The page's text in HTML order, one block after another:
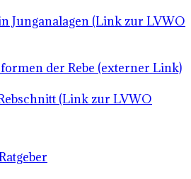
Junganalagen (Link zur LVWO
der Rebe (externer Link)
(Link zur LVWO